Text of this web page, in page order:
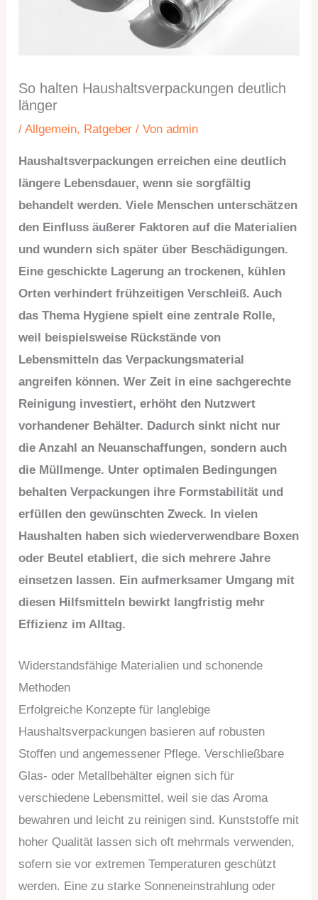
So halten Haushaltsverpackungen deutlich
länger
/Allgemein, Ratgeber / Vonadmin
Haushaltsverpackungen erreichen eine deutlich
längere Lebensdauer, wenn sie sorgfältig
behandelt werden. Viele Menschen unterschätzen
den Einfluss äußerer Faktoren auf die Materialien
und wundern sich später über Beschädigungen.
Eine geschickte Lagerung an trockenen, kühlen
Orten verhindert frühzeitigen Verschleiß. Auch
das Thema Hygiene spielt eine zentrale Rolle,
weil beispielsweise Rückstände von
Lebensmitteln das Verpackungsmaterial
angreifen können. Wer Zeit in eine sachgerechte
Reinigung investiert, erhöht den Nutzwert
vorhandener Behälter. Dadurch sinkt nicht nur
die Anzahl an Neuanschaffungen, sondern auch
die Müllmenge. Unter optimalen Bedingungen
behalten Verpackungen ihre Formstabilität und
erfüllen den gewünschten Zweck. In vielen
Haushalten haben sich wiederverwendbare Boxen
oder Beutel etabliert, die sich mehrere Jahre
einsetzen lassen. Ein aufmerksamer Umgang mit
diesen Hilfsmitteln bewirkt langfristig mehr
Effizienz im Alltag.
Widerstandsfähige Materialien und schonende
Methoden
Erfolgreiche Konzepte für langlebige
Haushaltsverpackungen basieren auf robusten
Stoffen und angemessener Pflege. Verschließbare
Glas- oder Metallbehälter eignen sich für
verschiedene Lebensmittel, weil sie das Aroma
bewahren und leicht zu reinigen sind. Kunststoffe mit
hoher Qualität lassen sich oft mehrmals verwenden,
sofern sie vor extremen Temperaturen geschützt
werden. Eine zu starke Sonneneinstrahlung oder